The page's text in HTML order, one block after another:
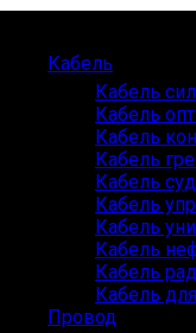
Кабель
Кабель
Кабель
Кабель
Кабель
Кабель
Кабель
Кабель
Кабель
Кабель
Кабель
Провод